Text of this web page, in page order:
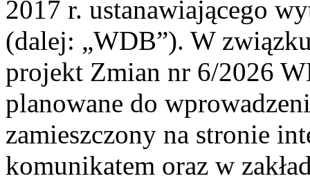
2017 r. ustanawiającego
(dalej: „WDB”). W
projekt Zmian nr 6/2026
planowane do
zamieszczony na stronie
komunikatem oraz w